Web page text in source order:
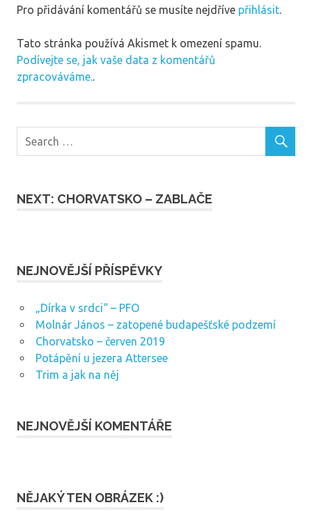
Pro přidávání komentářů se musíte nejdříve přihlásit
Tato stránka používá Akismet k omezení spamu.
Podívejte se, jak vaše data z komentářů
zpracováváme.
NEXT: CHORVATSKO – ZABLAČE
NEJNOVĚJŠÍ PŘÍSPĚVKY
„Dírka v srdci“ – PFO
Molnár János – zatopené budapešťské podzemí
Chorvatsko – červen 2019
Potápění u jezera Attersee
Trim a jak na něj
NEJNOVĚJŠÍ KOMENTÁŘE
NĚJAKÝ TEN OBRÁZEK :)